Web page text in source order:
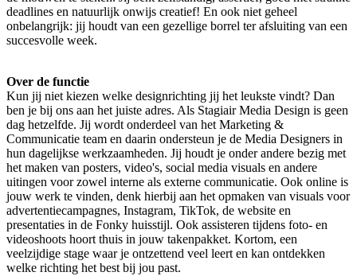
deadlines en natuurlijk onwijs creatief! En ook niet geheel
onbelangrijk: jij houdt van een gezellige borrel ter afsluiting van een
succesvolle week.
Over de functie
Kun jij niet kiezen welke designrichting jij het leukste vindt? Dan
ben je bij ons aan het juiste adres. Als Stagiair Media Design is geen
dag hetzelfde. Jij wordt onderdeel van het Marketing &
Communicatie team en daarin ondersteun je de Media Designers in
hun dagelijkse werkzaamheden. Jij houdt je onder andere bezig met
het maken van posters, video's, social media visuals en andere
uitingen voor zowel interne als externe communicatie. Ook online is
jouw werk te vinden, denk hierbij aan het opmaken van visuals voor
advertentiecampagnes, Instagram, TikTok, de website en
presentaties in de Fonky huisstijl. Ook assisteren tijdens foto- en
videoshoots hoort thuis in jouw takenpakket. Kortom, een
veelzijdige stage waar je ontzettend veel leert en kan ontdekken
welke richting het best bij jou past.